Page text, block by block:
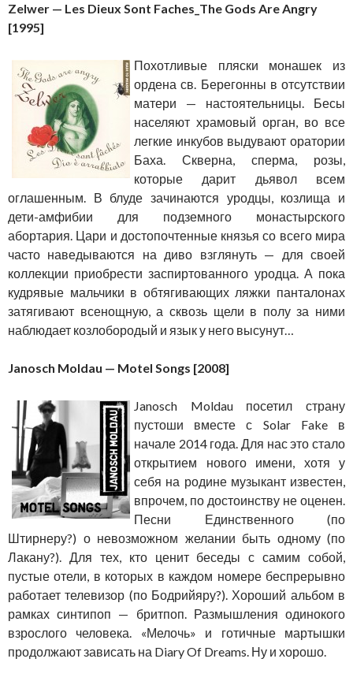
Zelwer — Les Dieux Sont Faches_The Gods Are Angry
[1995]
Похотливые пляски монашек из
ордена св. Берегонны в отсутствии
матери — настоятельницы. Бесы
населяют храмовый орган, во все
легкие инкубов выдувают оратории
Баха. Скверна, сперма, розы,
которые дарит дьявол всем
оглашенным. В блуде зачинаются уродцы, козлища и
дети-амфибии для подземного монастырского
абортария. Цари и достопочтенные князья со всего мира
часто наведываются на диво взглянуть — для своей
коллекции приобрести заспиртованного уродца. А пока
кудрявые мальчики в обтягивающих ляжки панталонах
затягивают всенощную, а сквозь щели в полу за ними
наблюдает козлобородый и язык у него высунут…
Janosch Moldau — Motel Songs [2008]
Janosch Moldau посетил страну
пустоши вместе с Solar Fake в
начале 2014 года. Для нас это стало
открытием нового имени, хотя у
себя на родине музыкант известен,
впрочем, по достоинству не оценен.
Песни Единственного (по
Штирнеру?) о невозможном желании быть одному (по
Лакану?). Для тех, кто ценит беседы с самим собой,
пустые отели, в которых в каждом номере беспрерывно
работает телевизор (по Бодрийяру?). Хороший альбом в
рамках синтипоп — бритпоп. Размышления одинокого
взрослого человека. «Мелочь» и готичные мартышки
продолжают зависать на Diary Of Dreams. Ну и хорошо.